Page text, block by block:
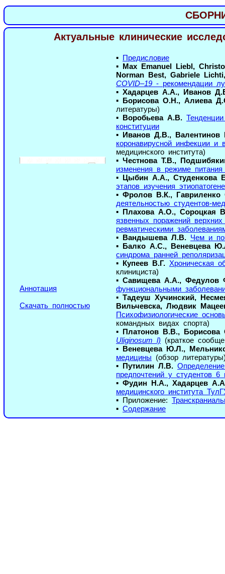
Актуальные клинические
Аннотация
Скачать полностью
▪ Предисловие
▪ Max Emanuel Liebl,
Norman Best, Gabriele
COVID–19 - рекомендации
▪ Хадарцев А.А., Иванов
▪ Борисова О.Н., Алиева
литературы)
▪ Воробьева А.В.
конституции
▪ Иванов Д.В.,
коронавирусной инфекции и
медицинского института)
▪ Честнова Т.В.,
изменения в режиме питания
▪ Цыбин А.А., Студенкова
этапов изучения
▪ Фролов В.К., Гавриленко
деятельностью студентов-
▪ Плахова А.О., Сороцкая
язвенных поражений
ревматическими
▪ Вандышева Л.В. Чем и
▪ Балко А.С., Веневцева
синдрома ранней
▪ Купеев В.Г. Хроническая
клинициста)
▪ Савищева А.А., Федулов
функциональными
▪ Тадеуш Хучинский,
Вильчевска, Людвик
Психофизиологические
командных видах спорта)
▪ Платонов В.В.,
Uliginosum l) (краткое
▪ Веневцева Ю.Л.,
медицины (обзор
▪ Путилин Л.В.
предпочтений у студентов 6
▪ Фудин Н.А., Хадарцев
медицинского института
▪ Приложение:
▪ Содержание